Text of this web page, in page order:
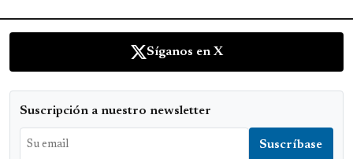
Síganos en X
Suscripción a nuestro newsletter